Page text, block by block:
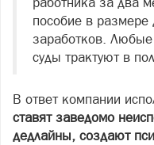
пособие в размере
заработков.
суды трактуют в
В ответ компании
ставят заведомо
дедлайны, создают